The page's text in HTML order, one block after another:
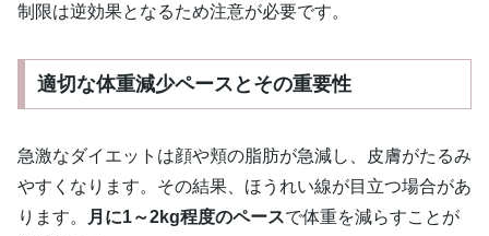
制限は逆効果となるため注意が必要です。
適切な体重減少ペースとその重要性
急激なダイエットは顔や頬の脂肪が急減し、皮膚がたるみ
やすくなります。その結果、ほうれい線が目立つ場合があ
ります。
月に1～2kg程度のペースで体重を減らすことが